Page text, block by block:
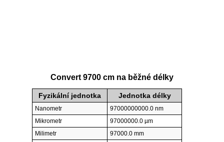
Convert 9700 cm na běžné délky
Fyzikální jednotka Jednotka délky
Nanometr
97000000000.0 nm
Mikrometr
97000000.0 µm
Milimetr
97000.0 mm